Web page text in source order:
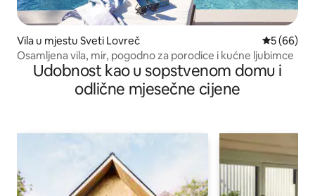
Vila u mjestu Sveti Lovreč prosječna
5 (66)
Osamljena vila, mir, pogodno za porodice i kućne ljubimce
Udobnost kao u sopstvenom domu i
odlične mjesečne cijene